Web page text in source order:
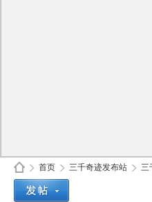
首页 三千奇迹发布站 三